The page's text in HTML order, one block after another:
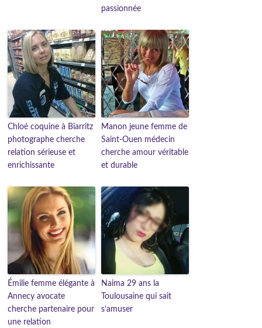
passionnée
Chloé coquine à Biarritz
photographe cherche
relation sérieuse et
enrichissante
Manon jeune femme de
Saint-Ouen médecin
cherche amour véritable
et durable
Émilie femme élégante à
Annecy avocate
cherche partenaire pour
une relation
Naima 29 ans la
Toulousaine qui sait
s’amuser